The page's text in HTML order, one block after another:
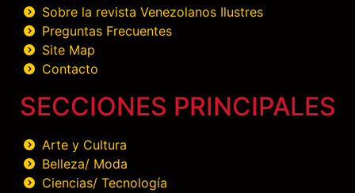
Sobre la revista Venezolanos Ilustres
Preguntas Frecuentes
Site Map
Contacto
SECCIONES PRINCIPALES
Arte y Cultura
Belleza/ Moda
Ciencias/ Tecnología